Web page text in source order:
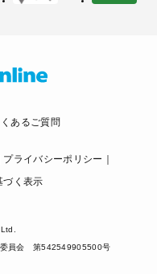
あるご質問
プライバシーポリシー
づく表示
委員会 第542549905500号